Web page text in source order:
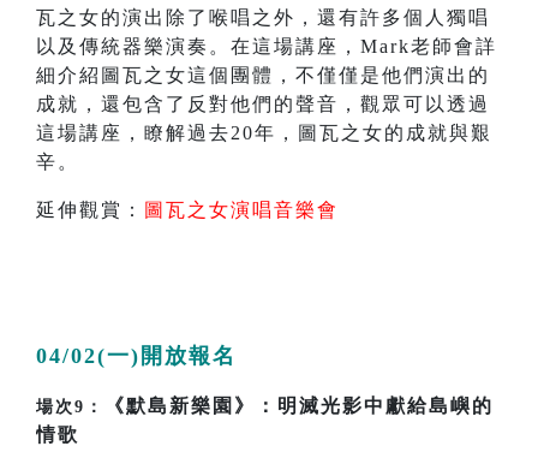
瓦之女的演出除了喉唱之外，還有許多個人獨唱
以及傳統器樂演奏。在這場講座，Mark老師會詳
細介紹圖瓦之女這個團體，不僅僅是他們演出的
成就，還包含了反對他們的聲音，觀眾可以透過
這場講座，瞭解過去20年，圖瓦之女的成就與艱
辛。
延伸觀賞： 圖瓦之女演唱音樂會
04/02(一)開放報名
場次9：
《默島新樂園》：明滅光影中獻給島嶼的
情歌